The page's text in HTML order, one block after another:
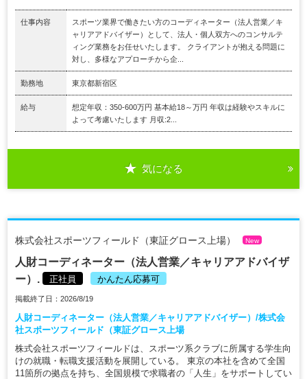
仕事内容
スポーツ業界で働きたい方のコーディネーター（法人営業／キ
ャリアアドバイザー）として、法人・個人双方へのコンサルテ
ィング業務をお任せいたします。 クライアントが抱える問題に
対し、多様なアプローチから企...
勤務地 東京都新宿区
給与
想定年収：350-600万円 基本給18～万円 年収は経験やスキルに
よって考慮いたします 月収:2...
気になる
株式会社スポーツフィールド（東証グロース上場） New
人財コーディネーター（法人営業／キャリアアドバイザ
ー）.
正社員 かんたん応募可
掲載終了日：2026/8/19
人財コーディネーター（法人営業／キャリアアドバイザー）/株式会
社スポーツフィールド（東証グロース上場
株式会社スポーツフィールドは、スポーツ系クラブに所属する学生向
けの就職・転職支援活動を展開している。 東京の本社を含めて全国
11箇所の拠点を持ち、全国規模で求職者の「人生」をサポートしてい